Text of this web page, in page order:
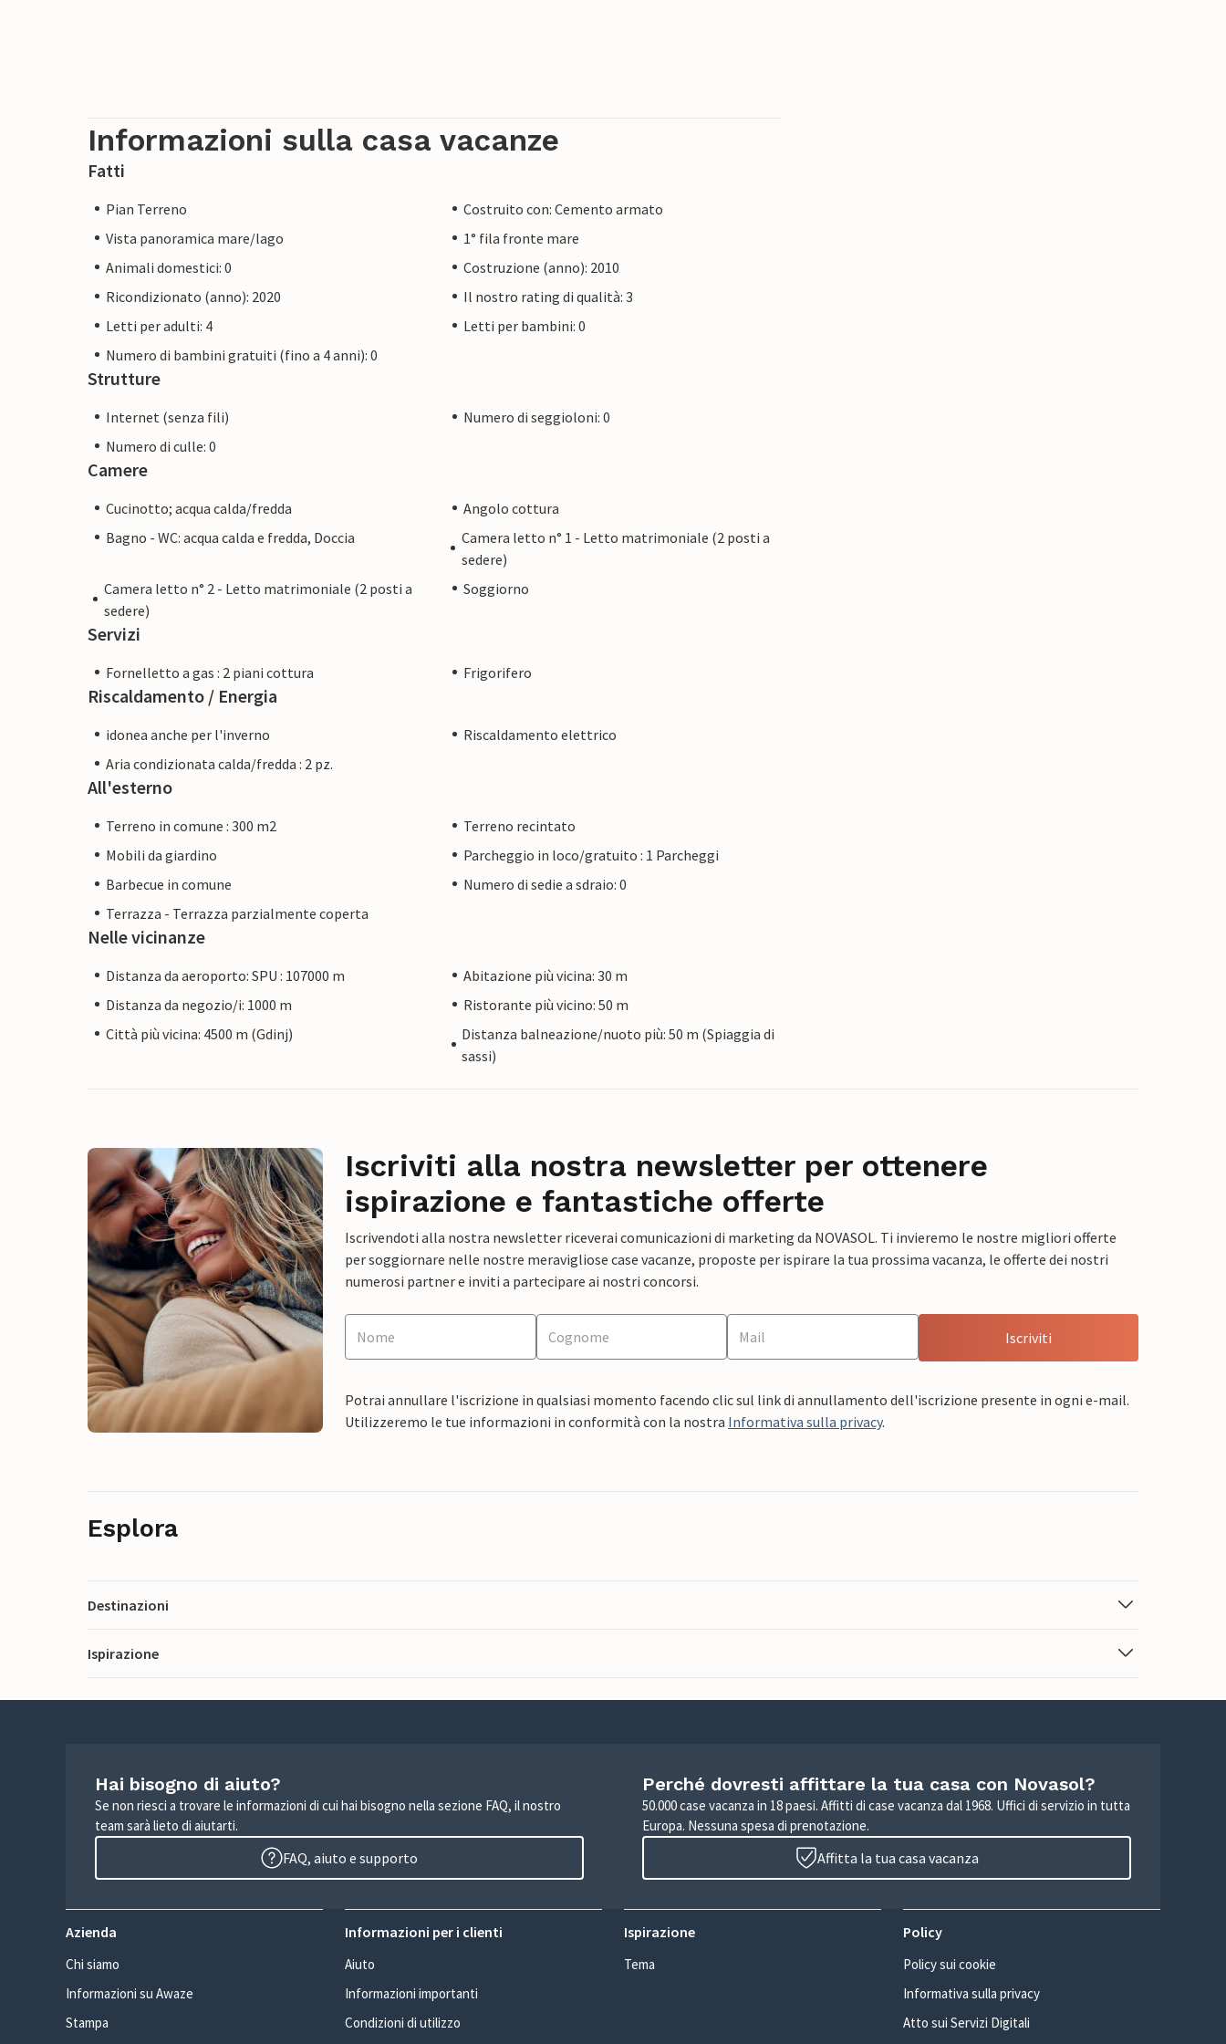
Informazioni sulla casa vacanze
Fatti
Pian Terreno
Costruito con: Cemento armato
Vista panoramica mare/lago
1° fila fronte mare
Animali domestici: 0
Costruzione (anno): 2010
Ricondizionato (anno): 2020
Il nostro rating di qualità: 3
Letti per adulti: 4
Letti per bambini: 0
Numero di bambini gratuiti (fino a 4 anni): 0
Strutture
Internet (senza fili)
Numero di seggioloni: 0
Numero di culle: 0
Camere
Cucinotto; acqua calda/fredda
Angolo cottura
Bagno - WC: acqua calda e fredda, Doccia
Camera letto n° 1 - Letto matrimoniale (2 posti a
sedere)
Camera letto n° 2 - Letto matrimoniale (2 posti a
sedere)
Soggiorno
Servizi
Fornelletto a gas : 2 piani cottura Frigorifero
Riscaldamento / Energia
idonea anche per l'inverno
Riscaldamento elettrico
Aria condizionata calda/fredda : 2 pz.
All'esterno
Terreno in comune : 300 m2
Terreno recintato
Mobili da giardino
Parcheggio in loco/gratuito : 1 Parcheggi
Barbecue in comune
Numero di sedie a sdraio: 0
Terrazza - Terrazza parzialmente coperta
Nelle vicinanze
Distanza da aeroporto: SPU : 107000 m
Abitazione più vicina: 30 m
Distanza da negozio/i: 1000 m
Ristorante più vicino: 50 m
Città più vicina: 4500 m (Gdinj)
Distanza balneazione/nuoto più: 50 m (Spiaggia di
sassi)
Iscriviti alla nostra newsletter per ottenere
ispirazione e fantastiche offerte
Iscrivendoti alla nostra newsletter riceverai comunicazioni di marketing da NOVASOL. Ti invieremo le nostre migliori offerte
per soggiornare nelle nostre meravigliose case vacanze, proposte per ispirare la tua prossima vacanza, le offerte dei nostri
numerosi partner e inviti a partecipare ai nostri concorsi.
Iscriviti
Potrai annullare l'iscrizione in qualsiasi momento facendo clic sul link di annullamento dell'iscrizione presente in ogni e-mail.
Utilizzeremo le tue informazioni in conformità con la nostra Informativa sulla privacy.
Esplora
Destinazioni
Ispirazione
Hai bisogno di aiuto?
Se non riesci a trovare le informazioni di cui hai bisogno nella sezione FAQ, il nostro
team sarà lieto di aiutarti.
FAQ, aiuto e supporto
Perché dovresti affittare la tua casa con Novasol?
50.000 case vacanza in 18 paesi. Affitti di case vacanza dal 1968. Uffici di servizio in tutta
Europa. Nessuna spesa di prenotazione.
Affitta la tua casa vacanza
Azienda
Chi siamo
Informazioni su Awaze
Stampa
Informazioni per i clienti
Aiuto
Informazioni importanti
Condizioni di utilizzo
Ispirazione
Tema
Policy
Policy sui cookie
Informativa sulla privacy
Atto sui Servizi Digitali